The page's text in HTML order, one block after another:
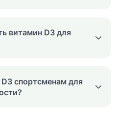
витамин D3 для
спортсменам для